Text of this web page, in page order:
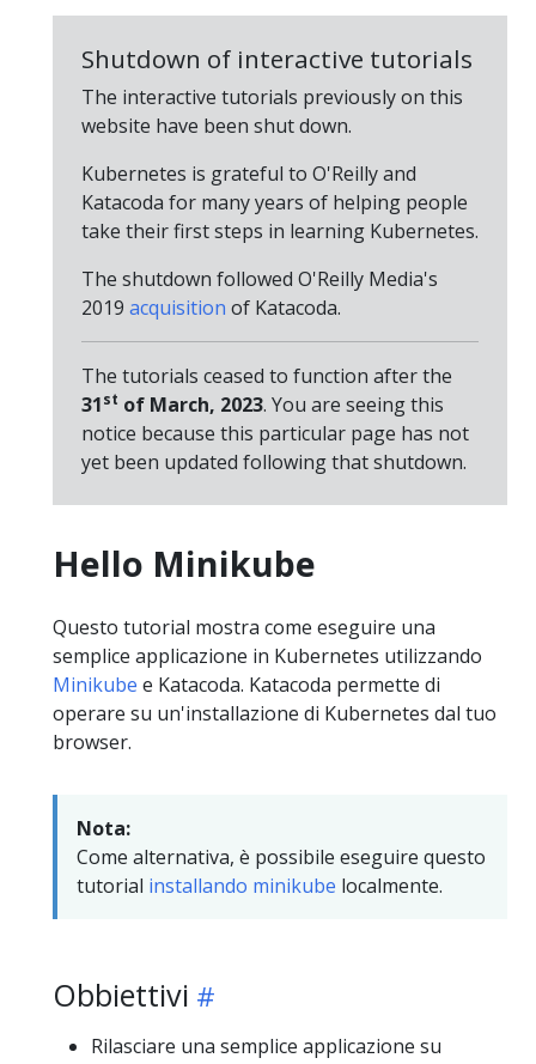
Shutdown of interactive tutorials
The interactive tutorials previously on this
website have been shut down.
Kubernetes is grateful to O'Reilly and
Katacoda for many years of helping people
take their first steps in learning Kubernetes.
The shutdown followed O'Reilly Media's
2019 acquisition of Katacoda.
The tutorials ceased to function after the
31st of March, 2023. You are seeing this
notice because this particular page has not
yet been updated following that shutdown.
Hello Minikube
Questo tutorial mostra come eseguire una
semplice applicazione in Kubernetes utilizzando
Minikube e Katacoda. Katacoda permette di
operare su un'installazione di Kubernetes dal tuo
browser.
Nota:
Come alternativa, è possibile eseguire questo
tutorial installando minikube localmente.
Obbiettivi
Rilasciare una semplice applicazione su